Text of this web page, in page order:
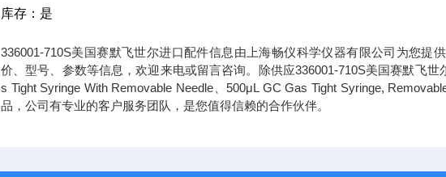
库存：是
336001-710S美国赛默飞世尔进口配件信息由上海畅仪科学仪器有限公司为您提
价、型号、参数等信息，欢迎来电或留言咨询。除供应336001-710S美国赛默飞
s Tight Syringe With Removable Needle、500μL GC Gas Tight Syringe,
品，公司有专业的客户服务团队，是您值得信赖的合作伙伴。